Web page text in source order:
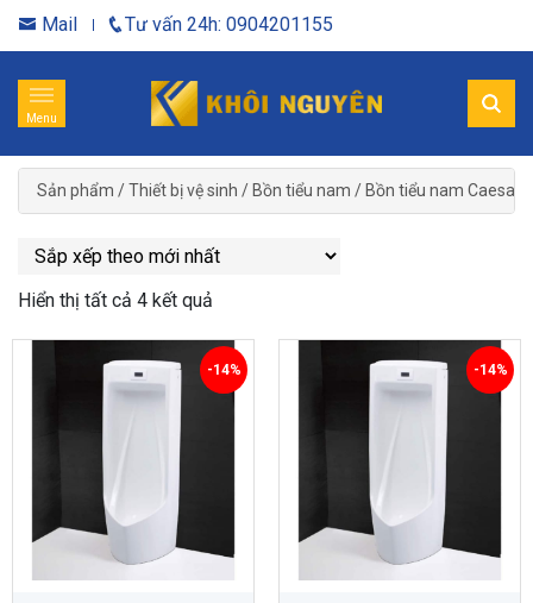
Mail Tư vấn 24h: 0904201155
Menu
Sản phẩm /Thiết bị vệ sinh / Bồn tiểu nam / Bồn tiểu nam Caesar
Hiển thị tất cả 4 kết quả
-14% -14%